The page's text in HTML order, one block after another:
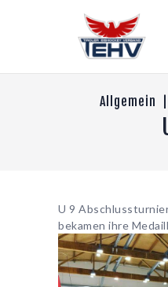
Allgemein
LIVE
NEWS
DEIN TEHV
SENIOREN
KONTAKT
U 9
bekamen ihre